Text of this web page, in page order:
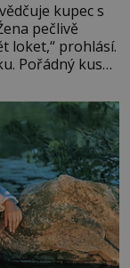
kupec s
pečlivě
loket,“ prohlásí.
Pořádný kus
švadlena
podívejte.“